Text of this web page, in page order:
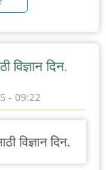
विज्ञान दिन.
- 09:22
विज्ञान दिन.